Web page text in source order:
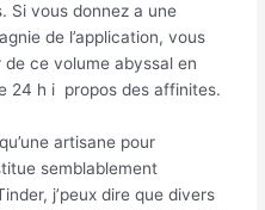
Si vous donnez a une
de l’application, vous
ce volume abyssal en
24 h i propos des affinites.
artisane pour
semblablement
j’peux dire que divers